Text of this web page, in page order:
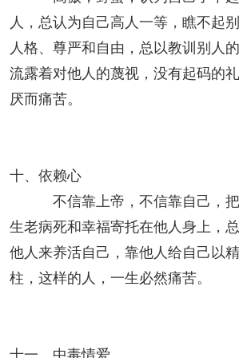
人，总认为自己高人一等，瞧不起
人格、尊严和自由，总以教训别人
流露着对他人的蔑视，没有起码的
厌而痛苦。
十、依赖心
不信靠上帝，不信靠自己，把
生老病死和幸福寄托在他人身上，
他人来养活自己，靠他人给自己以
柱，这样的人，一生必然痛苦。
十一、中毒情爱